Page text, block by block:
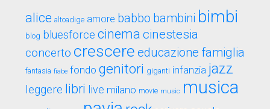
alice altoadige amore babbo bambini bimbi
blog bluesforce cinema cinestesia
concerto crescere educazione famiglia
fantasia fiabe fondo genitori giganti infanzia jazz
leggere libri live milano movie music musica